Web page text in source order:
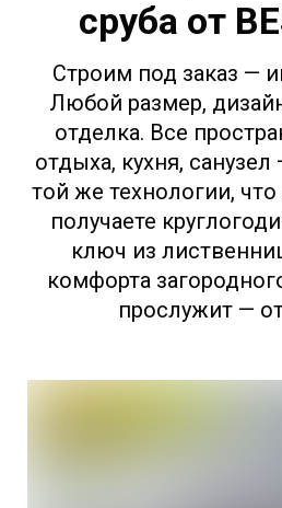
сруба от
Строим под заказ —
Любой размер,
отделка. Все
отдыха, кухня,
той же технологии,
получаете
ключ из
комфорта
прослужит —